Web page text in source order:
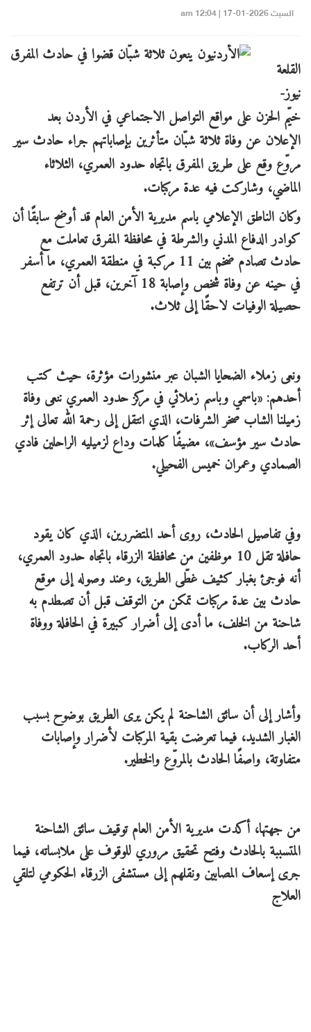
السبت 2026-01-17 | 12:04 am
القلعة
نيوز-
خيّم الحزن على مواقع التواصل الاجتماعي في الأردن بعد
الإعلان عن وفاة ثلاثة شبّان متأثرين بإصاباتهم جراء حادث سير
مروّع وقع على طريق المفرق باتجاه حدود العمري، الثلاثاء
الماضي، وشاركت فيه عدة مركبات.
وكان الناطق الإعلامي باسم مديرية الأمن العام قد أوضح سابقًا أن
كوادر الدفاع المدني والشرطة في محافظة المفرق تعاملت مع
حادث تصادم ضخم بين 11 مركبة في منطقة العمري، ما أسفر
في حينه عن وفاة شخص وإصابة 18 آخرين، قبل أن ترتفع
حصيلة الوفيات لاحقًا إلى ثلاث.
ونعى زملاء الضحايا الشبان عبر منشورات مؤثرة، حيث كتب
أحدهم: «باسمي وباسم زملائي في مركز حدود العمري ننعى وفاة
زميلنا الشاب صخر الشرفات، الذي انتقل إلى رحمة الله تعالى إثر
حادث سير مؤسف»، مضيفًا كلمات وداع لزميليه الراحلين فادي
الصمادي وعمران خميس الفحيلي.
وفي تفاصيل الحادث، روى أحد المتضررين، الذي كان يقود
حافلة تقل 10 موظفين من محافظة الزرقاء باتجاه حدود العمري،
أنه فوجئ بغبار كثيف غطّى الطريق، وعند وصوله إلى موقع
حادث بين عدة مركبات تمكن من التوقف قبل أن تصطدم به
شاحنة من الخلف، ما أدى إلى أضرار كبيرة في الحافلة ووفاة
أحد الركاب.
وأشار إلى أن سائق الشاحنة لم يكن يرى الطريق بوضوح بسبب
الغبار الشديد، فيما تعرضت بقية المركبات لأضرار وإصابات
متفاوتة، واصفًا الحادث بالمروّع والخطير.
من جهتها، أكدت مديرية الأمن العام توقيف سائق الشاحنة
المتسببة بالحادث وفتح تحقيق مروري للوقوف على ملابساته، فيما
جرى إسعاف المصابين ونقلهم إلى مستشفى الزرقاء الحكومي لتلقي
العلاج